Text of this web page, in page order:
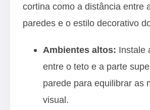
cortina como a distância entre
paredes e o estilo decorativo
Ambientes altos: Instale
entre o teto e a parte
parede para equilibrar as
visual.